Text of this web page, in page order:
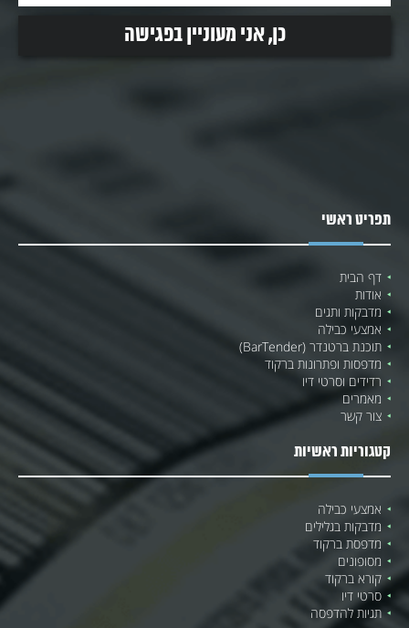
תפריט ראשי
דף הבית
אודות
מדבקות ותגים
אמצעי כבילה
תוכנת ברטנדר (BarTender)
מדפסות ופתרונות ברקוד
רדידים וסרטי דיו
מאמרים
צור קשר
קטגוריות ראשיות
אמצעי כבילה
מדבקות בגלילים
מדפסת ברקוד
מסופונים
קורא ברקוד
סרטי דיו
תגיות להדפסה